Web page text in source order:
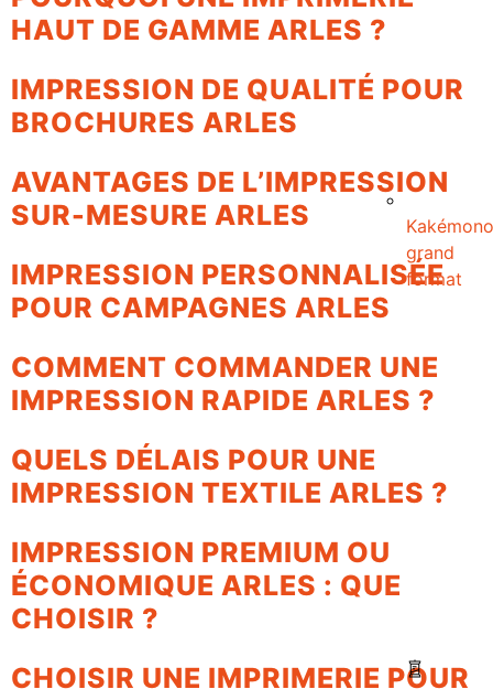
Kakémono
grand
format
HAUT DE GAMME ARLES ?
IMPRESSION DE QUALITÉ POUR
BROCHURES ARLES
AVANTAGES DE L’IMPRESSION
SUR-MESURE ARLES
IMPRESSION PERSONNALISÉE
POUR CAMPAGNES ARLES
COMMENT COMMANDER UNE
IMPRESSION RAPIDE ARLES ?
QUELS DÉLAIS POUR UNE
IMPRESSION TEXTILE ARLES ?
IMPRESSION PREMIUM OU
ÉCONOMIQUE ARLES : QUE
CHOISIR ?
CHOISIR UNE IMPRIMERIE POUR